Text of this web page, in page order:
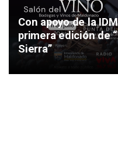
Con apoyo de la
primera edición de
Sierra”